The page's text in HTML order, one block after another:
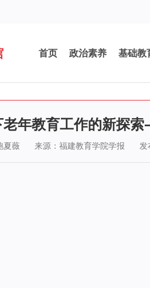
首页 政治素养 基础教
老年教育工作的新探
夏薇 来源：福建教育学院学报 发